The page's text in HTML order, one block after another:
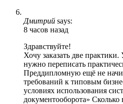
Дмитрий says:
8 часов назад
Здравствуйте!
Хочу заказать две
нужно переписать
Преддипломную ещё не
требований к типовым
условиях использования
документооборота» Сколько